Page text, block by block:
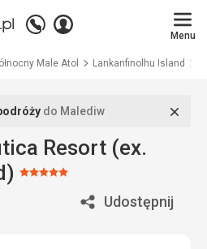
Zadzwoń
+48
771
Zaloguj
Menu
Male Atol Lankanfinolhu Island
do Malediw
Resort (ex.
Ocena:
Udostępnij